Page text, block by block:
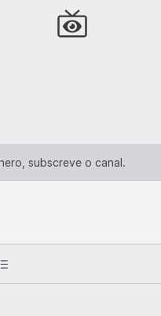
subscreve o canal.